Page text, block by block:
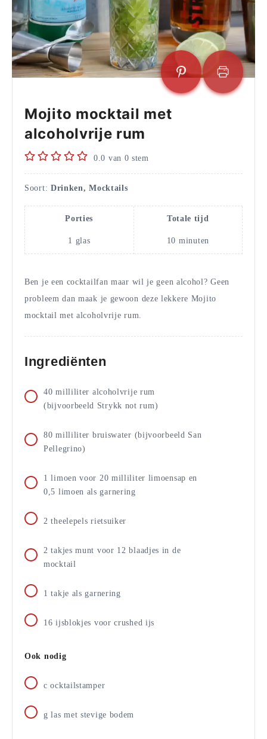
Mojito mocktail met
alcoholvrije rum
0.0 van 0 stem
Soort: Drinken, Mocktails
Porties
1 glas
Totale tijd
10 minuten
Ben je een cocktailfan maar wil je geen alcohol? Geen
probleem dan maak je gewoon deze lekkere Mojito
mocktail met alcoholvrije rum.
Ingrediënten
40 milliliter alcoholvrije rum
(bijvoorbeeld Strykk not rum)
80 milliliter bruiswater (bijvoorbeeld San
Pellegrino)
1 limoen voor 20 milliliter limoensap en
0,5 limoen als garnering
2 theelepels rietsuiker
2 takjes munt voor 12 blaadjes in de
mocktail
1 takje als garnering
16 ijsblokjes voor crushed ijs
Ook nodig
c ocktailstamper
g las met stevige bodem